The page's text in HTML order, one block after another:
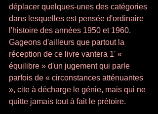
déplacer quelques-unes des catégories
dans les­quelles est pensée d'ordinaire
l'histoire des années 1950 et 1960.
Gageons d'ailleurs que partout la
réception de ce livre vantera 1' «
équilibre » d'un jugement qui parle
parfois de « circonstances atténuantes
», cite à décharge le génie, mais qui ne
quitte jamais tout à fait le prétoire.